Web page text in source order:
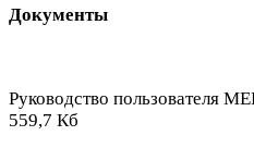
Документы
Руководство пользователя
559,7 Кб